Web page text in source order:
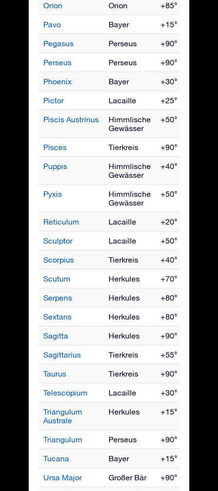
Orion Orion +85° bis -75°
Pavo Bayer +15° bis -90°
Pegasus Perseus +90° bis -60°
Perseus Perseus +90° bis -35°
Phoenix Bayer +30° bis -90°
Pictor Lacaille +25° bis -90°
Piscis Austrinus
Himmlische
Gewässer
+50° bis -90°
Pisces Tierkreis +90° bis -65°
Puppis
Himmlische
Gewässer
+40° bis -90°
Pyxis
Himmlische
Gewässer
+50° bis -90°
Reticulum Lacaille +20° bis -90°
Sculptor Lacaille +50° bis -90°
Scorpius Tierkreis +40° bis -90°
Scutum Herkules +70° bis -90°
Serpens Herkules +80° bis -80°
Sextans Herkules +80° bis -80°
Sagitta Herkules +90° bis -70°
Sagittarius Tierkreis +55° bis -90°
Taurus Tierkreis +90° bis -65°
Telescopium Lacaille +30° bis -90°
Triangulum
Australe
Herkules +15° bis -90°
Triangulum Perseus +90° bis -50°
Tucana Bayer +15° bis -90°
Ursa Major Großer Bär +90° bis -30°